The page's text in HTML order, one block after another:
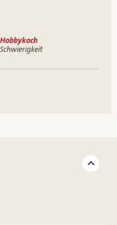
Hobbykoch
Schwierigkeit